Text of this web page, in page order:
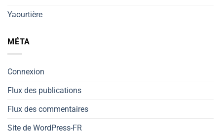
Yaourtière
MÉTA
Connexion
Flux des publications
Flux des commentaires
Site de WordPress-FR